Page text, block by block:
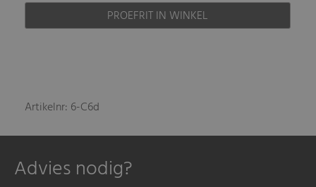
PROEFRIT IN WINKEL
Artikelnr: 6-C6d
Advies nodig?